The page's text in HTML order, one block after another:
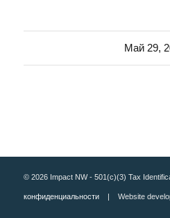
Май 29,
© 2026 Impact NW - 501(c)(3) Tax
конфиденциальности| Website